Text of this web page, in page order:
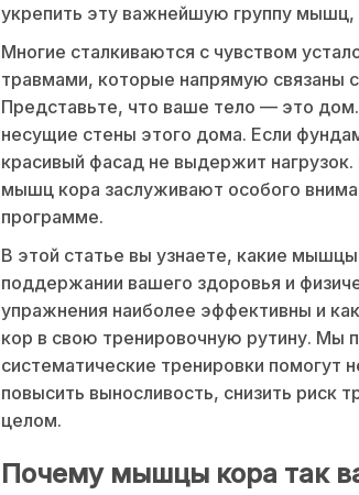
укрепить эту важнейшую группу мышц,
Многие сталкиваются с чувством
травмами, которые напрямую связаны
Представьте, что ваше тело — это
несущие стены этого дома. Если
красивый фасад не выдержит
мышц кора заслуживают особого
программе.
В этой статье вы узнаете, какие
поддержании вашего здоровья и
упражнения наиболее эффективны и
кор в свою тренировочную рутину. Мы
систематические тренировки помогут
повысить выносливость, снизить риск
целом.
Почему мышцы кора так